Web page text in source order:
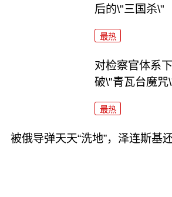
后的\"三国杀\"
最热
对检察官体系
破\"青瓦台魔咒
最热
被俄导弹天天“洗地”，泽连斯基